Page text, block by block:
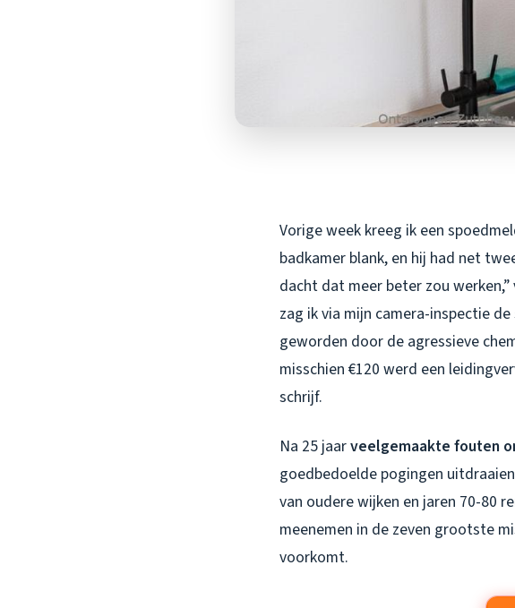
Vorige week kreeg ik een
badkamer blank, en hij had net
dacht dat meer beter zou
zag ik via mijn camera-inspectie
geworden door de agressieve
misschien €120 werd een
schrijf.
Na 25 jaarveelgemaakte fouten
goedbedoelde pogingen
van oudere wijken en jaren 70-80
meenemen in de zeven grootste
voorkomt.